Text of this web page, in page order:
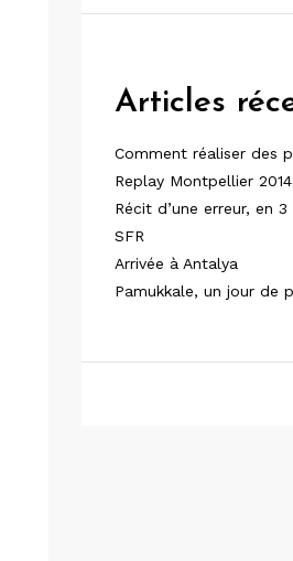
Articles
Comment réaliser des
Replay Montpellier 2014
Récit d’une erreur, en
SFR
Arrivée à Antalya
Pamukkale, un jour de